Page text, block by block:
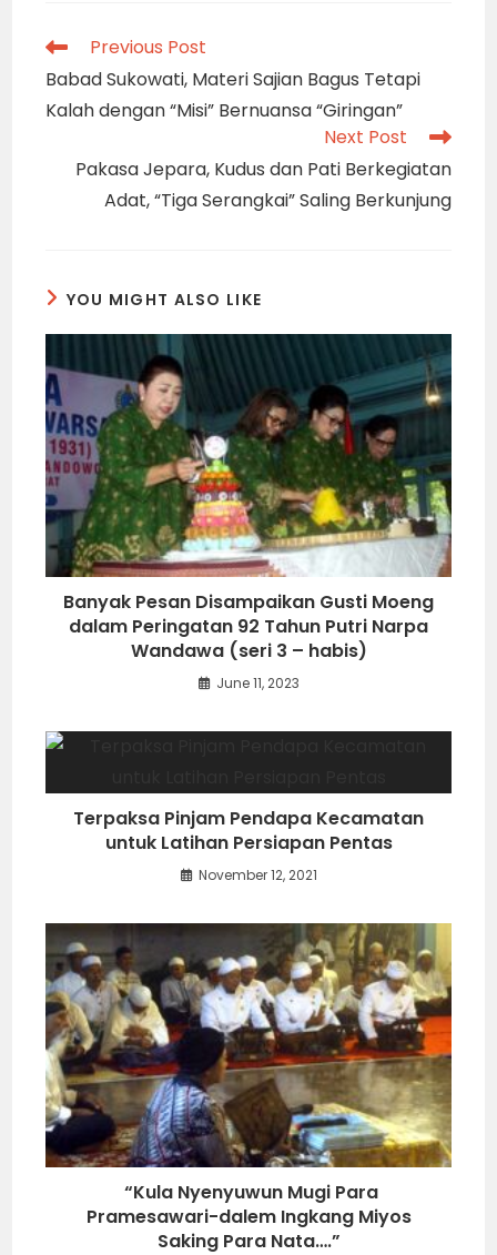
Read
more
articles
Previous Post
Babad Sukowati, Materi Sajian Bagus Tetapi
Kalah dengan “Misi” Bernuansa “Giringan”
Next Post
Pakasa Jepara, Kudus dan Pati Berkegiatan
Adat, “Tiga Serangkai” Saling Berkunjung
YOU MIGHT ALSO LIKE
Banyak Pesan Disampaikan Gusti Moeng
dalam Peringatan 92 Tahun Putri Narpa
Wandawa (seri 3 – habis)
June 11, 2023
Terpaksa Pinjam Pendapa Kecamatan
untuk Latihan Persiapan Pentas
November 12, 2021
“Kula Nyenyuwun Mugi Para
Pramesawari-dalem Ingkang Miyos
Saking Para Nata….”